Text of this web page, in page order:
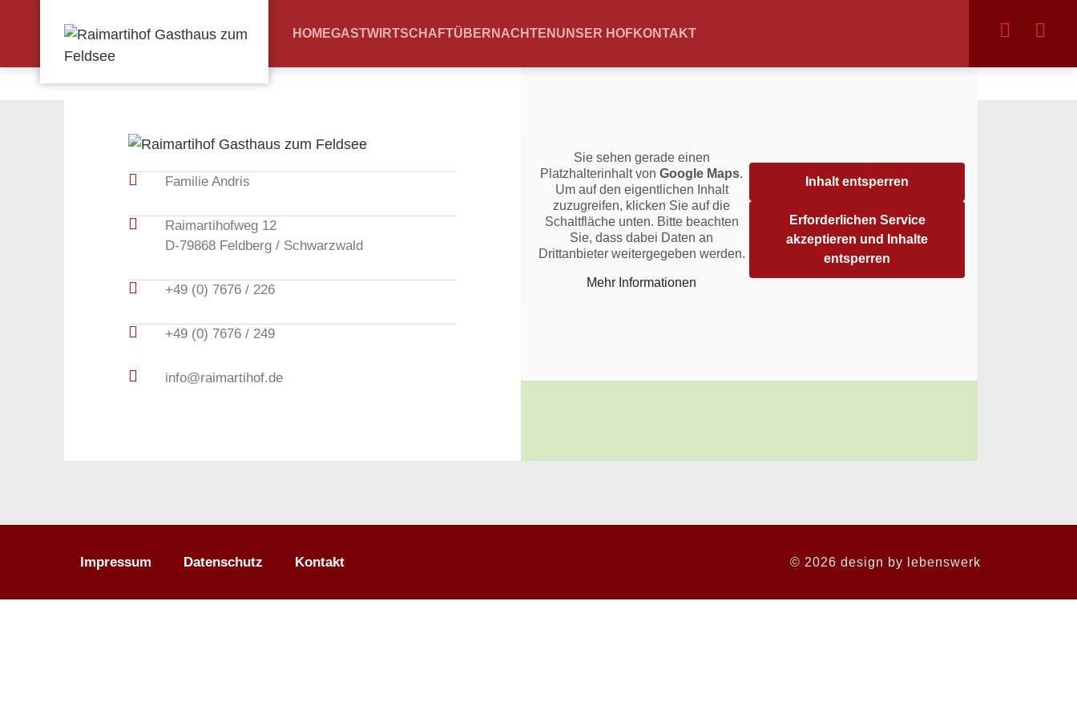
HOMEGASTWIRTSCHAFTÜBERNACHTEN UNSER HOFKONTAKT
Familie Andris
Raimartihofweg 12
D-79868 Feldberg / Schwarzwald
+49 (0) 7676 / 226
+49 (0) 7676 / 249
info@raimartihof.de
Sie sehen gerade einen
Platzhalterinhalt von Google Maps.
Um auf den eigentlichen Inhalt
zuzugreifen, klicken Sie auf die
Schaltfläche unten. Bitte beachten
Sie, dass dabei Daten an
Drittanbieter weitergegeben werden.
Mehr Informationen
Inhalt entsperren
Erforderlichen Service
akzeptieren und Inhalte
entsperren
Impressum Datenschutz Kontakt © 2026 design by lebenswerk